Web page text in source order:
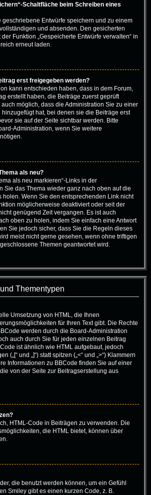
Schaltfläche beim Schreiben eines
geschriebene Entwürfe speichern und zu einem
und absenden. Den gesicherten
Funktion „Gespeicherte Entwürfe verwalten“ in
erneut laden.
erst freigegeben werden?
kann entschieden haben, dass in dem Forum,
erstellt haben, die Beiträge zuerst geprüft
möglich, dass die Administration Sie zu einer
hat, bei denen sie die Beiträge erst
sie auf der Seite sichtbar werden. Bitte
Administration, wenn Sie weitere
als neu?
als neu markieren“-Links in der
Sie das Thema wieder ganz nach oben auf die
holen. Wenn Sie den entsprechenden Link nicht
möglicherweise deaktiviert oder seit der
genügend Zeit vergangen. Es ist auch
oben zu holen, indem Sie einfach eine Antwort
Sie jedoch sicher, dass Sie die Regeln dieses
meist nicht gerne gesehen, wenn ohne triftigen
Themen geantwortet wird.
Thementypen
Umsetzung von HTML, die Ihnen
für Ihren Text gibt. Die Rechte
werden durch die Board-Administration
auch durch Sie für jeden einzelnen Beitrag
ist ähnlich wie HTML aufgebaut, jedoch
(„[“ und „]“) statt spitzen („<“ und „>“) Klammern
Informationen zu BBCode finden Sie auf einer
von der Seite zur Beitragserstellung aus
HTML-Code in Beiträgen zu verwenden. Die
die HTML bietet, können über
die benutzt werden können, um ein Gefühl
Smiley gibt es einen kurzen Code, z. B.